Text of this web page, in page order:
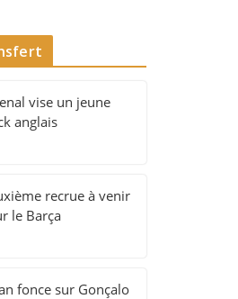
vise un jeune
anglais
recrue à venir
le Barça
fonce sur Gonçalo